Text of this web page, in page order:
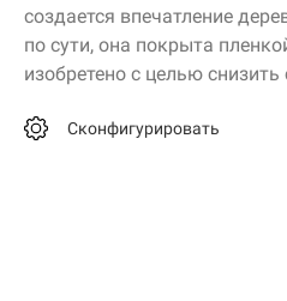
создается впечатление
по сути, она покрыта
изобретено с целью
Сконфигурировать